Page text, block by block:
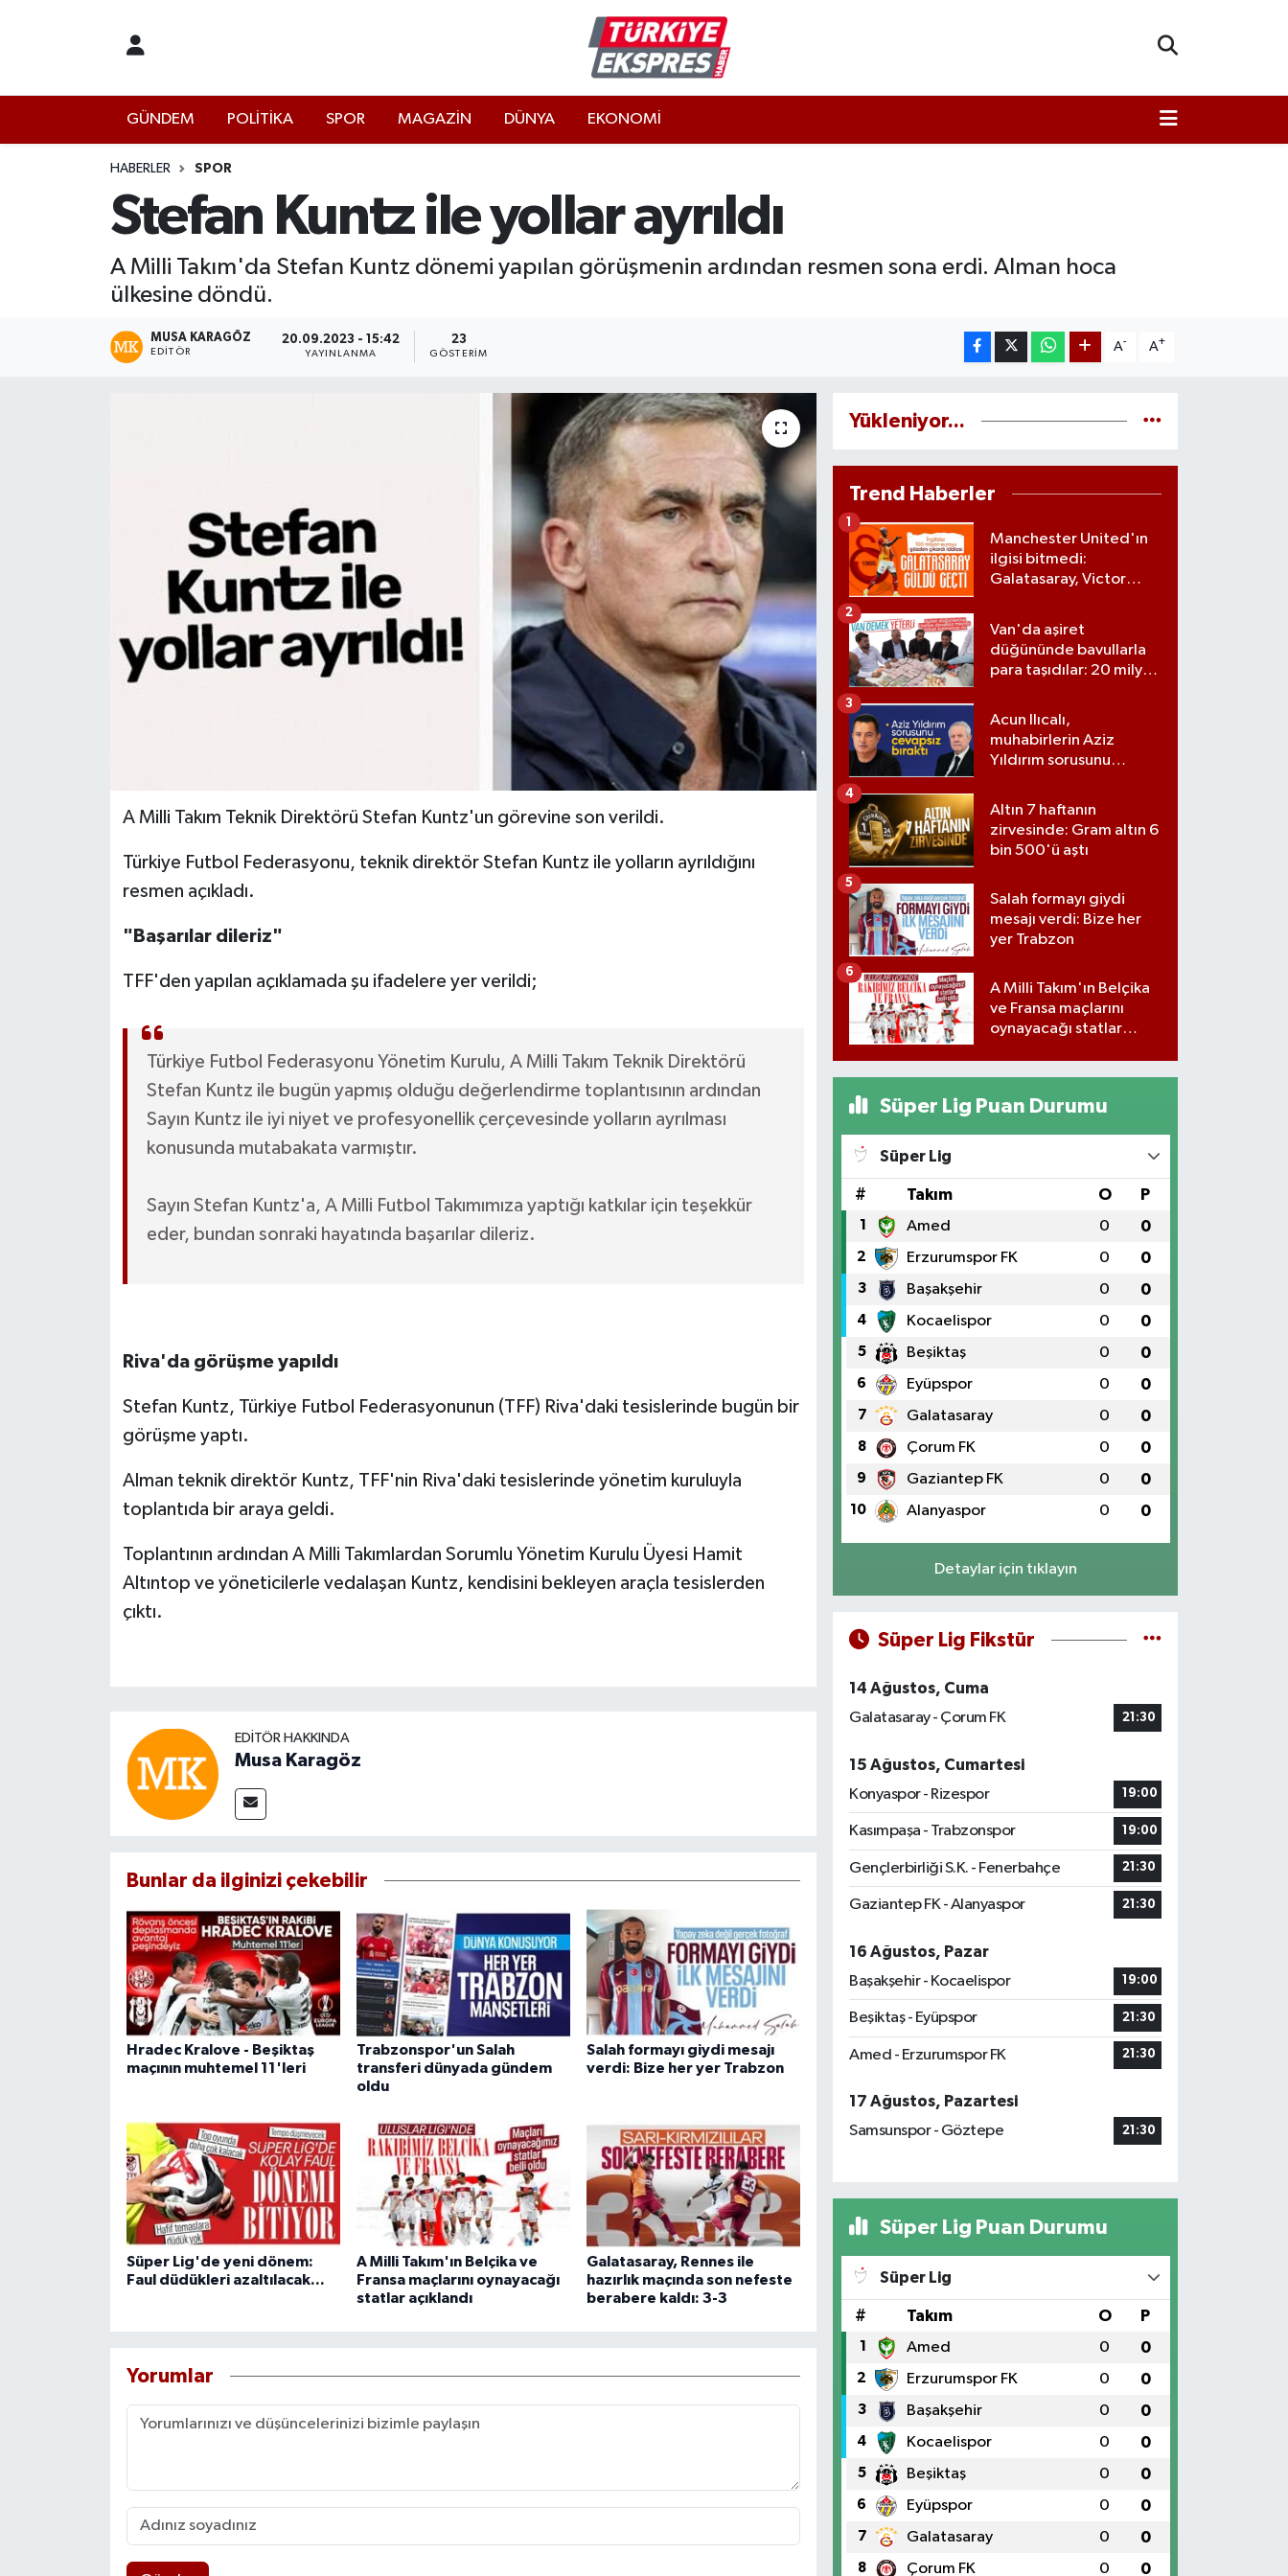
GÜNDEM POLİTİKA SPOR MAGAZİN DÜNYA EKONOMİ
HABERLER SPOR
Stefan Kuntz ile yollar ayrıldı
A Milli Takım'da Stefan Kuntz dönemi yapılan görüşmenin ardından resmen sona erdi. Alman hoca
ülkesine döndü.
MUSA KARAGÖZ
EDITÖR
20.09.2023 - 15:42
YAYINLANMA
23
GÖSTERIM
A- A+
A Milli Takım Teknik Direktörü Stefan Kuntz'un görevine son verildi.
Türkiye Futbol Federasyonu, teknik direktör Stefan Kuntz ile yolların ayrıldığını
resmen açıkladı.
"Başarılar dileriz"
TFF'den yapılan açıklamada şu ifadelere yer verildi;
Türkiye Futbol Federasyonu Yönetim Kurulu, A Milli Takım Teknik Direktörü
Stefan Kuntz ile bugün yapmış olduğu değerlendirme toplantısının ardından
Sayın Kuntz ile iyi niyet ve profesyonellik çerçevesinde yolların ayrılması
konusunda mutabakata varmıştır.
Sayın Stefan Kuntz'a, A Milli Futbol Takımımıza yaptığı katkılar için teşekkür
eder, bundan sonraki hayatında başarılar dileriz.
Riva'da görüşme yapıldı
Stefan Kuntz, Türkiye Futbol Federasyonunun (TFF) Riva'daki tesislerinde bugün bir
görüşme yaptı.
Alman teknik direktör Kuntz, TFF'nin Riva'daki tesislerinde yönetim kuruluyla
toplantıda bir araya geldi.
Toplantının ardından A Milli Takımlardan Sorumlu Yönetim Kurulu Üyesi Hamit
Altıntop ve yöneticilerle vedalaşan Kuntz, kendisini bekleyen araçla tesislerden
çıktı.
EDITÖR HAKKINDA
Musa Karagöz
Bunlar da ilginizi çekebilir
Hradec Kralove - Beşiktaş
maçının muhtemel 11'leri
Trabzonspor'un Salah
transferi dünyada gündem
oldu
Salah formayı giydi mesajı
verdi: Bize her yer Trabzon
Süper Lig'de yeni dönem:
Faul düdükleri azaltılacak...
A Milli Takım'ın Belçika ve
Fransa maçlarını oynayacağı
statlar açıklandı
Galatasaray, Rennes ile
hazırlık maçında son nefeste
berabere kaldı: 3-3
Yorumlar
Yükleniyor...
Trend Haberler
Manchester United'ın
ilgisi bitmedi:
Galatasaray, Victor
verdi
1
Van'da aşiret
düğününde bavullarla
para taşıdılar: 20 milyon
2
Acun Ilıcalı,
muhabirlerin Aziz
Yıldırım sorusunu
3
Altın 7 haftanın
zirvesinde: Gram altın 6
bin 500'ü aştı
4
Salah formayı giydi
mesajı verdi: Bize her
yer Trabzon
5
A Milli Takım'ın Belçika
ve Fransa maçlarını
oynayacağı statlar
6
Süper Lig Puan Durumu
Süper Lig
# Takım O P
1 Amed 0 0
2 Erzurumspor FK 0 0
3 Başakşehir 0 0
4 Kocaelispor 0 0
5 Beşiktaş 0 0
6 Eyüpspor 0 0
7 Galatasaray 0 0
8 Çorum FK 0 0
9 Gaziantep FK 0 0
10 Alanyaspor 0 0
Detaylar için tıklayın
Süper Lig Fikstür
14 Ağustos, Cuma
Galatasaray - Çorum FK
21:30
15 Ağustos, Cumartesi
Konyaspor - Rizespor
19:00
Kasımpaşa - Trabzonspor 19:00
Gençlerbirliği S.K. - Fenerbahçe 21:30
Gaziantep FK - Alanyaspor 21:30
16 Ağustos, Pazar
Başakşehir - Kocaelispor
19:00
Beşiktaş - Eyüpspor 21:30
Amed - Erzurumspor FK 21:30
17 Ağustos, Pazartesi
Samsunspor - Göztepe
21:30
Süper Lig Puan Durumu
Süper Lig
# Takım O P
1 Amed 0 0
2 Erzurumspor FK 0 0
3 Başakşehir 0 0
4 Kocaelispor 0 0
5 Beşiktaş 0 0
6 Eyüpspor 0 0
7 Galatasaray 0 0
8 Çorum FK 0 0
İstanbul Hava Durumu
İstanbul Namaz Vakitleri
İstanbul Trafik Yoğunluk Haritası
Süper Lig Puan Durumu ve Fikstür
Son Dakika Haberleri